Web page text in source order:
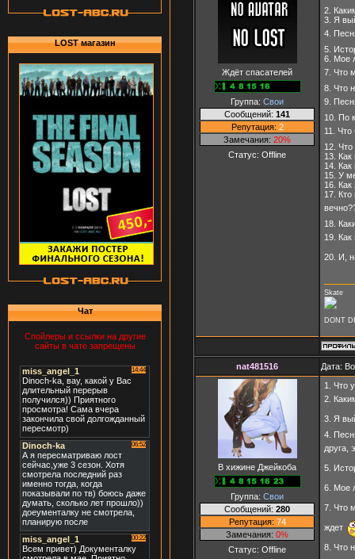
LOST магазин
Чат
Спойлеры и ссылки на другие
сайты в чате запрещены
Ждёт спасателей
Группа: Свои
Сообщений: 141
Репутация: 2
Замечания: 20%
Статус: Offline
2.
3. Я
4.
5.
6. Мое
7. Что
8. Что
9.
10. По
11.
12.
13.
14.
15. У
16.
17.
18.
19.
20. И,
Skate
DONT
nat481516 Дата:
В хижине Джейкоба
Группа: Свои
Сообщений: 280
Репутация: 74
Замечания: 0%
Статус: Offline
1. Что
2.
3. Я
4.
друга,
5.
6. Мое
7. Что
ждет
8. Что